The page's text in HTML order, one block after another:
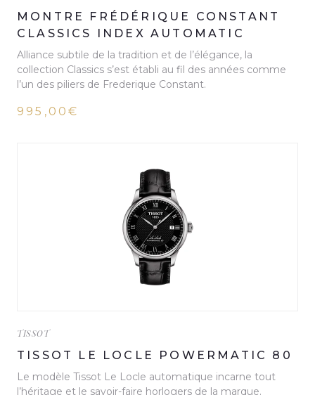
MONTRE FRÉDÉRIQUE CONSTANT
CLASSICS INDEX AUTOMATIC
Alliance subtile de la tradition et de l’élégance, la
collection Classics s’est établi au fil des années comme
l’un des piliers de Frederique Constant.
995,00€
TISSOT
TISSOT LE LOCLE POWERMATIC 80
Le modèle Tissot Le Locle automatique incarne tout
l’héritage et le savoir-faire horlogers de la marque.